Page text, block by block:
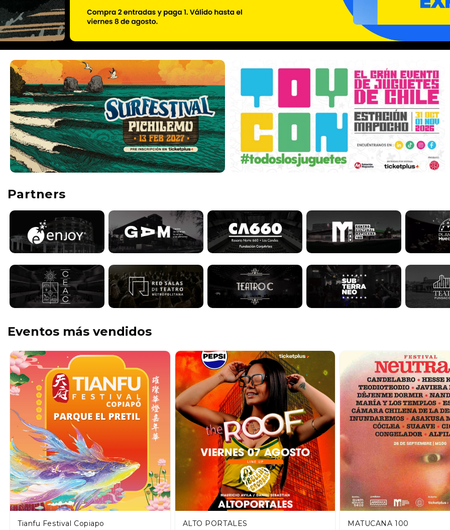
Partners
Eventos más vendidos
Tianfu Festival Copiapo ALTO PORTALES MATUCANA 100